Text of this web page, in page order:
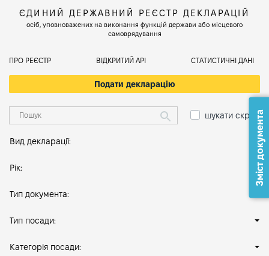
ЄДИНИЙ ДЕРЖАВНИЙ РЕЄСТР ДЕКЛАРАЦІЙ
осіб, уповноважених на виконання функцій держави або місцевого
самоврядування
ПРО РЕЄСТР ВІДКРИТИЙ АРІ СТАТИСТИЧНІ ДАНІ
Подати декларацію
шукати скрізь
Вид декларації:
Рік:
Тип документа:
Тип посади:
Категорія посади:
Зміст документа